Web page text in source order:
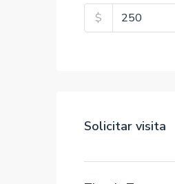
$
Solicitar visita